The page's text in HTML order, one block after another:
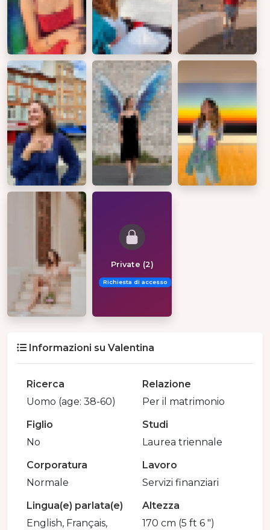
Private (2)
Richiesta di accesso
Informazioni su Valentina
Ricerca
Uomo (age: 38-60)
Relazione
Per il matrimonio
Figlio
No
Studi
Laurea triennale
Corporatura
Normale
Lavoro
Servizi finanziari
Lingua(e) parlata(e)
English, Français,
Altezza
170 cm (5 ft 6 ")